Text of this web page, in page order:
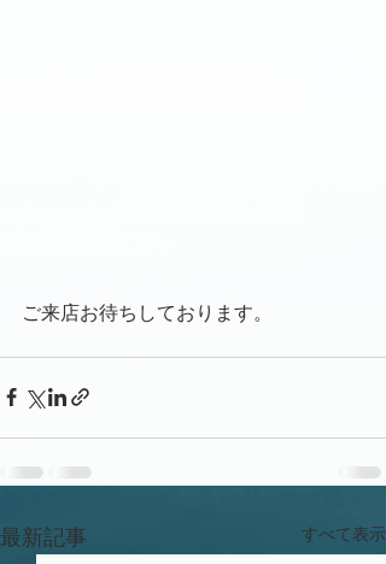
ご来店お待ちしております。
最新記事 すべて表示